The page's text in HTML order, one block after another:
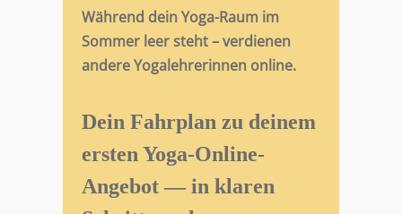
Während dein Yoga-Raum im
Sommer leer steht – verdienen
andere Yogalehrerinnen online.
Dein Fahrplan zu deinem
ersten Yoga-Online-
Angebot — in klaren